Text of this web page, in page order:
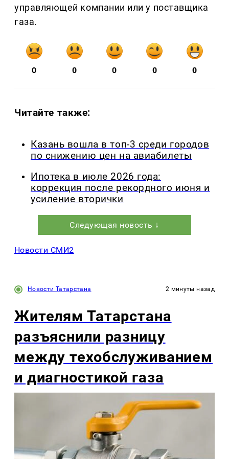
управляющей компании или у поставщика
газа.
0 0 0 0 0
Читайте также:
Казань вошла в топ-3 среди городов
по снижению цен на авиабилеты
Ипотека в июле 2026 года:
коррекция после рекордного июня и
усиление вторички
Следующая новость ↓
Новости СМИ2
Новости Татарстана 2 минуты назад
Жителям Татарстана
разъяснили разницу
между техобслуживанием
и диагностикой газа